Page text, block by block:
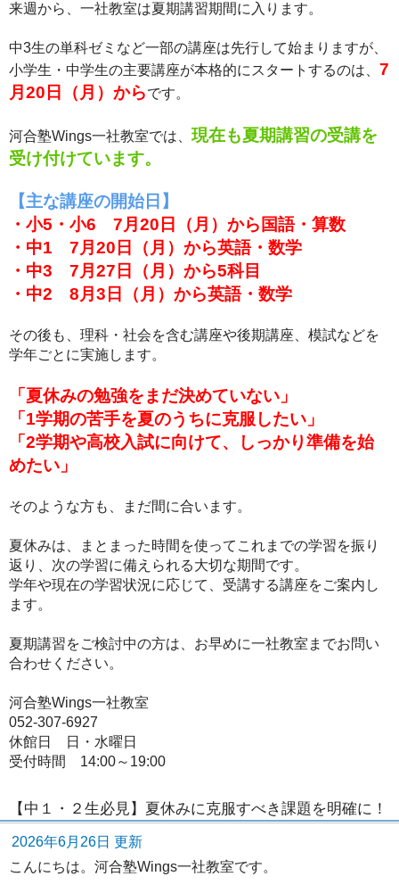
来週から、一社教室は夏期講習期間に入ります。
中3生の単科ゼミなど一部の講座は先行して始まりますが、
小学生・中学生の主要講座が本格的にスタートするのは、 7
月20日（月）からです。
河合塾Wings一社教室では、 現在も夏期講習の受講を
受け付けています。
【主な講座の開始日】
・小5・小6 7月20日（月）から国語・算数
・中1 7月20日（月）から英語・数学
・中3 7月27日（月）から5科目
・中2 8月3日（月）から英語・数学
その後も、理科・社会を含む講座や後期講座、模試などを
学年ごとに実施します。
「夏休みの勉強をまだ決めていない」
「1学期の苦手を夏のうちに克服したい」
「2学期や高校入試に向けて、しっかり準備を始
めたい」
そのような方も、まだ間に合います。
夏休みは、まとまった時間を使ってこれまでの学習を振り
返り、次の学習に備えられる大切な期間です。
学年や現在の学習状況に応じて、受講する講座をご案内し
ます。
夏期講習をご検討中の方は、お早めに一社教室までお問い
合わせください。
河合塾Wings一社教室
052-307-6927
休館日 日・水曜日
受付時間 14:00～19:00
【中１・２生必見】夏休みに克服すべき課題を明確に！
2026年6月26日 更新
こんにちは。河合塾Wings一社教室です。